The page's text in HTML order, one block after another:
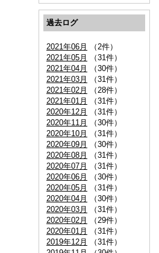
過去ログ
2021年06月
（2件）
2021年05月
（31件）
2021年04月
（30件）
2021年03月
（31件）
2021年02月
（28件）
2021年01月
（31件）
2020年12月
（31件）
2020年11月
（30件）
2020年10月
（31件）
2020年09月
（30件）
2020年08月
（31件）
2020年07月
（31件）
2020年06月
（30件）
2020年05月
（31件）
2020年04月
（30件）
2020年03月
（31件）
2020年02月
（29件）
2020年01月
（31件）
2019年12月
（31件）